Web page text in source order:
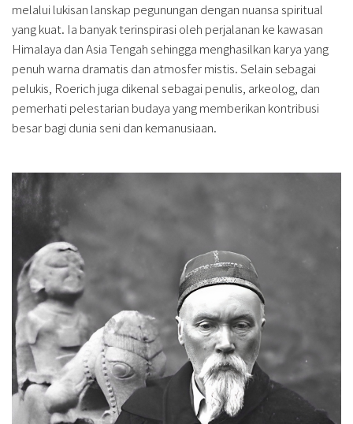
melalui lukisan lanskap pegunungan dengan nuansa spiritual
yang kuat. Ia banyak terinspirasi oleh perjalanan ke kawasan
Himalaya dan Asia Tengah sehingga menghasilkan karya yang
penuh warna dramatis dan atmosfer mistis. Selain sebagai
pelukis, Roerich juga dikenal sebagai penulis, arkeolog, dan
pemerhati pelestarian budaya yang memberikan kontribusi
besar bagi dunia seni dan kemanusiaan.